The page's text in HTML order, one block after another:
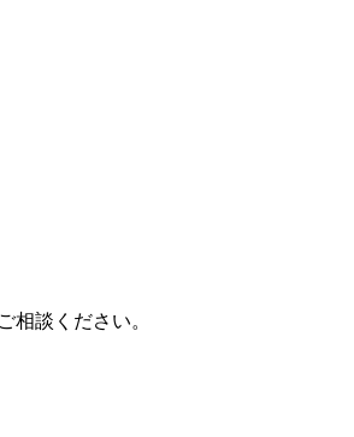
相談ください。